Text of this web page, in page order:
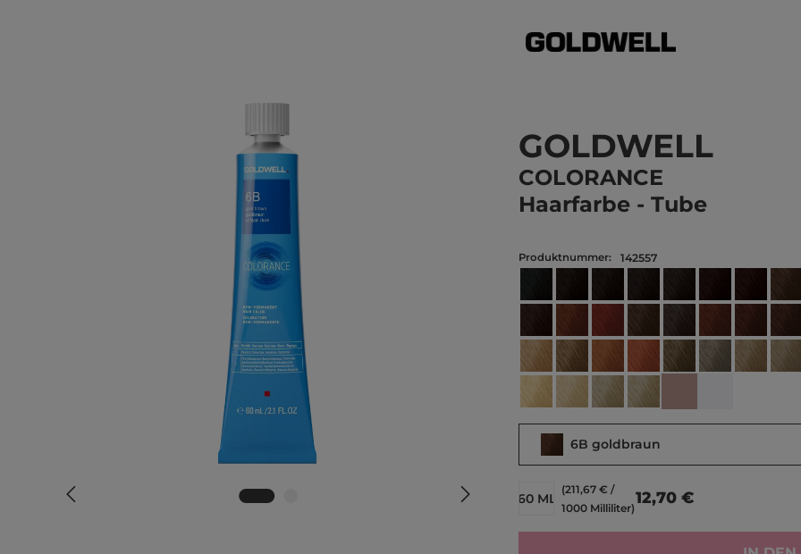
GOLDWELL
COLORANCE
Haarfarbe - Tube
Produktnummer: 142557
6KG 6R
8G goldblond8GB saharablond hellbeige
8K kupferblond hell
8OR hellbond orange-rot
8SB silber blond
8CA cool
8N
10G champagner blond
10N extra hellblond
10P pastell-perlblond
10V pastell-violablond
6B goldbraun
60 ML
(211,67 € /
1000 Milliliter)
12,70 €